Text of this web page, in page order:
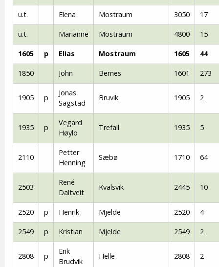
u.t. Elena Mostraum 3050 17
u.t. Marianne Mostraum 4800 15
1605 p Elias Mostraum 1605 44
1850 John Bernes 1601 273
1905 p
Jonas
Sagstad
Bruvik 1905 2
1935 p
Vegard
Høylo
Trefall 1935 5
2110
Petter
Henning
Sæbø 1710 64
2503
René
Daltveit
Kvalsvik 2445 10
2520 p Henrik Mjelde 2520 4
2549 p Kristian Mjelde 2549 2
2808 p
Erik
Brudvik
Helle 2808 2